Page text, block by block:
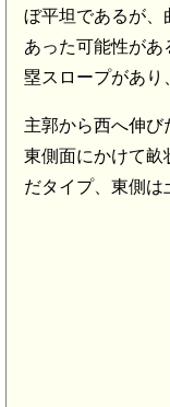
ぼ平坦であるが、
あった可能性があ
塁スロープがあり
主郭から西へ伸び
東側面にかけて畝
だタイプ、東側は